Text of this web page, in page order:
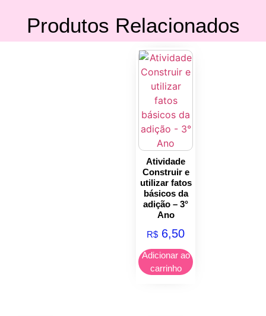
Produtos Relacionados
Atividade
Construir e
utilizar fatos
básicos da
adição – 3°
Ano
R$ 6,50
Adicionar ao
carrinho